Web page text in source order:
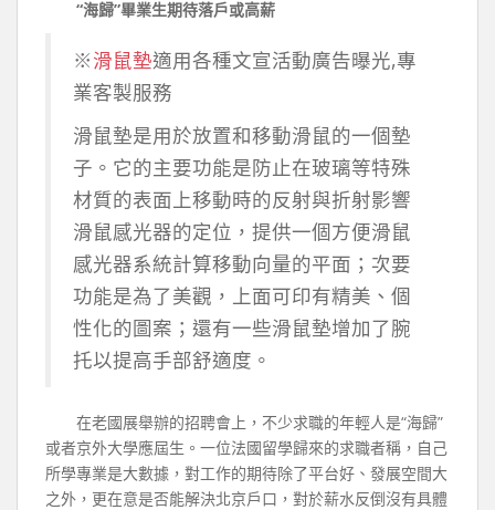
“海歸”畢業生期待落戶或高薪
※滑鼠墊適用各種文宣活動廣告曝光,專
業客製服務
滑鼠墊是用於放置和移動滑鼠的一個墊
子。它的主要功能是防止在玻璃等特殊
材質的表面上移動時的反射與折射影響
滑鼠感光器的定位，提供一個方便滑鼠
感光器系統計算移動向量的平面；次要
功能是為了美觀，上面可印有精美、個
性化的圖案；還有一些滑鼠墊增加了腕
托以提高手部舒適度。
在老國展舉辦的招聘會上，不少求職的年輕人是“海歸”
或者京外大學應屆生。一位法國留學歸來的求職者稱，自己
所學專業是大數據，對工作的期待除了平台好、發展空間大
之外，更在意是否能解決北京戶口，對於薪水反倒沒有具體